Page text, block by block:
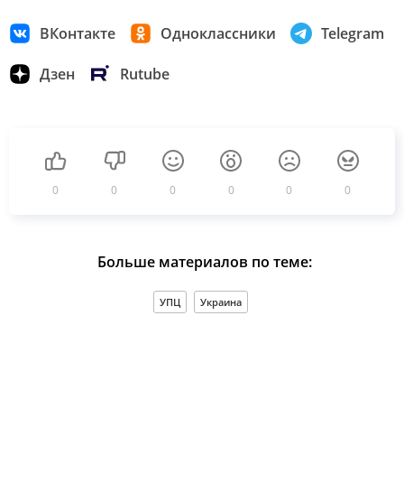
ВКонтакте Одноклассники Telegram
Дзен Rutube
0 0 0 0 0 0
Больше материалов по теме:
УПЦ Украина